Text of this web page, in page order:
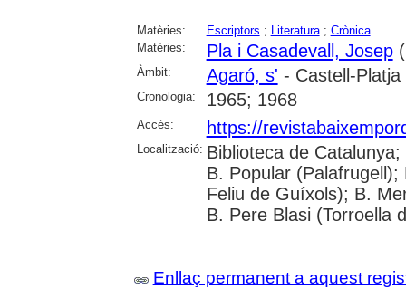
Matèries: Escriptors ; Literatura; Crònica
Matèries:
Pla i Casadevall, Josep
Àmbit: Agaró, s' - Castell-Platja
Cronologia: 1965; 1968
Accés: https://
Localització: Biblioteca de
B. Popular
Feliu de Guíxols); B.
B. Pere Blasi (Torroella
Enllaç permanent a aquest